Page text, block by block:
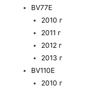
BV77E
2010 г
2011 г
2012 г
2013 г
BV110E
2010 г